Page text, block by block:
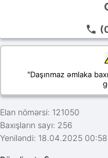
"Daşınmaz əmlaka
Elan nömərsi: 121050
Baxışların sayı: 256
Yeniləndi: 18.04.2025 00:58